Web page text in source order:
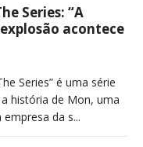
Series: “A
acontece
Series” é uma série
história de Mon, uma
da s...